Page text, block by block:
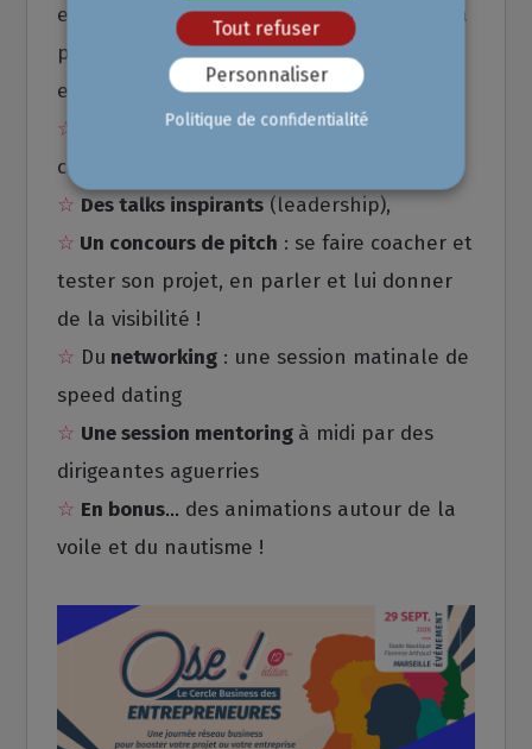
entrepreneurial et le financement, avec la
présence des acteurs de l'écosystème
entrepreneurial et des réseaux féminins.
☆
Des ateliers pratiques(réseau,
commercial, communication, IA…),
☆ Des talks inspirants (leadership),
☆ Un concours de pitch : se faire coacher et
tester son projet, en parler et lui donner
de la visibilité !
☆ Du networking : une session matinale de
speed dating
☆ Une session mentoring à midi par des
dirigeantes aguerries
☆ En bonus... des animations autour de la
voile et du nautisme !
Tout refuser
Personnaliser
Politique de confidentialité